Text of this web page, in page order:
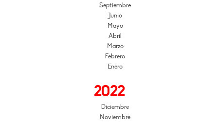
Septiembre
Junio
Mayo
Abril
Marzo
Febrero
Enero
2022
Diciembre
Noviembre